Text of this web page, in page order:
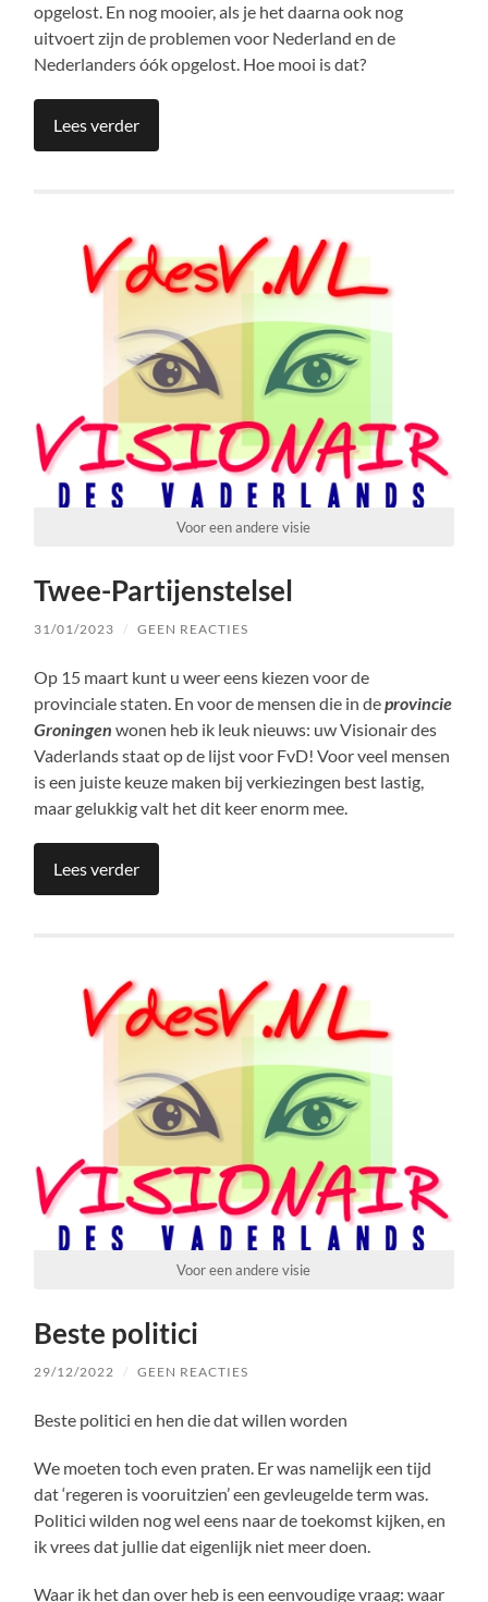
opgelost. En nog mooier, als je het daarna ook nog
uitvoert zijn de problemen voor Nederland en de
Nederlanders óók opgelost. Hoe mooi is dat?
Lees verder
Voor een andere visie
Twee-Partijenstelsel
31/01/2023 / GEEN REACTIES
Op 15 maart kunt u weer eens kiezen voor de
provinciale staten. En voor de mensen die in deprovincie
Groningen wonen heb ik leuk nieuws: uw Visionair des
Vaderlands staat op de lijst voor FvD! Voor veel mensen
is een juiste keuze maken bij verkiezingen best lastig,
maar gelukkig valt het dit keer enorm mee.
Lees verder
Voor een andere visie
Beste politici
29/12/2022 / GEEN REACTIES
Beste politici en hen die dat willen worden
We moeten toch even praten. Er was namelijk een tijd
dat ‘regeren is vooruitzien’ een gevleugelde term was.
Politici wilden nog wel eens naar de toekomst kijken, en
ik vrees dat jullie dat eigenlijk niet meer doen.
Waar ik het dan over heb is een eenvoudige vraag: waar